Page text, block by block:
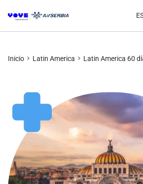
Inicio Latin America Latin America 60